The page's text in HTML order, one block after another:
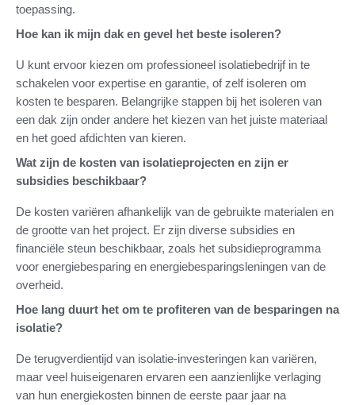
toepassing.
Hoe kan ik mijn dak en gevel het beste isoleren?
U kunt ervoor kiezen om professioneel isolatiebedrijf in te
schakelen voor expertise en garantie, of zelf isoleren om
kosten te besparen. Belangrijke stappen bij het isoleren van
een dak zijn onder andere het kiezen van het juiste materiaal
en het goed afdichten van kieren.
Wat zijn de kosten van isolatieprojecten en zijn er
subsidies beschikbaar?
De kosten variëren afhankelijk van de gebruikte materialen en
de grootte van het project. Er zijn diverse subsidies en
financiële steun beschikbaar, zoals het subsidieprogramma
voor energiebesparing en energiebesparingsleningen van de
overheid.
Hoe lang duurt het om te profiteren van de besparingen na
isolatie?
De terugverdientijd van isolatie-investeringen kan variëren,
maar veel huiseigenaren ervaren een aanzienlijke verlaging
van hun energiekosten binnen de eerste paar jaar na